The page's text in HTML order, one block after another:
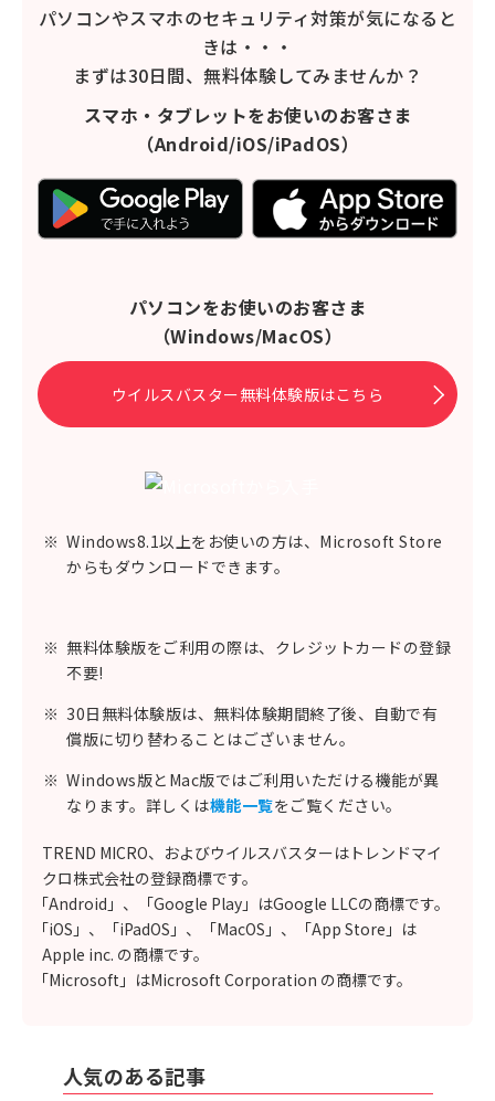
パソコンやスマホのセキュリティ対策が気になると
きは・・・
まずは30日間、無料体験してみませんか？
スマホ・タブレットをお使いのお客さま
（Android/iOS/iPadOS）
パソコンをお使いのお客さま
（Windows/MacOS）
ウイルスバスター無料体験版はこちら
※ Windows8.1以上をお使いの方は、Microsoft Store
からもダウンロードできます。
※ 無料体験版をご利用の際は、クレジットカードの登録
不要!
※ 30日無料体験版は、無料体験期間終了後、自動で有
償版に切り替わることはございません。
※ Windows版とMac版ではご利用いただける機能が異
なります。詳しくは機能一覧をご覧ください。
TREND MICRO、およびウイルスバスターはトレンドマイ
クロ株式会社の登録商標です。
「Android」、「Google Play」はGoogle LLCの商標です。
「iOS」、「iPadOS」、「MacOS」、「App Store」は
Apple inc. の商標です。
「Microsoft」はMicrosoft Corporation の商標です。
人気のある記事